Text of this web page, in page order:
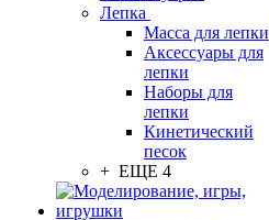
Лепка
Масса для лепки
Аксессуары для
лепки
Наборы для
лепки
Кинетический
песок
+ ЕЩЕ 4